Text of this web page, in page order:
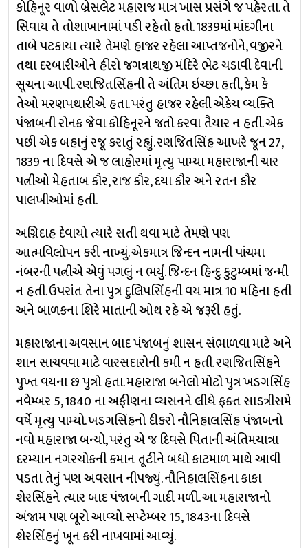
કોહિનૂર વાળો બ્રેસલેટ મહારાજ માત્ર ખાસ પ્રસંગે જ પહેરતા. તે
સિવાય તે તોશાખાનામાં પડી રહેતો હતો. 1839માં માંદગીના
તાબે પટકાયા ત્યારે તેમણે હાજર રહેલા આપ્તજનોને, વજીરને
તથા દરબારીઓને હીરો જગન્નાથજી મંદિરે ભેટ ચડાવી દેવાની
સૂચના આપી. રણજિતસિંહની તે અંતિમ ઇચ્છા હતી, કેમ કે
તેઓ મરણપથારીએ હતા. પરંતુ હાજર રહેલી એકેય વ્યક્તિ
પંજાબની રોનક જેવા કોહિનૂરને જતો કરવા તૈયાર ન હતી. એક
પછી એક બહાનું રજૂ કરાતું રહ્યું. રણજિતસિંહ આખરે જૂન 27,
1839 ના દિવસે એ જ લાહોરમાં મૃત્યુ પામ્યા મહારાજાની ચાર
પત્નીઓ મેહતાબ કૌર, રાજ કૌર, દયા કૌર અને રતન કૌર
પાલખીઓમાં હતી.
અગ્નિદાહ દેવાયો ત્યારે સતી થવા માટે તેમણે પણ
આત્મવિલોપન કરી નાખ્યું. એકમાત્ર જિન્દન નામની પાંચમા
નંબરની પત્નીએ એવું પગલું ન ભર્યું. જિન્દન હિન્દુ કુટુમ્બમાં જન્મી
ન હતી. ઉપરાંત તેના પુત્ર દુલિપસિંહની વય માત્ર 10 મહિના હતી
અને બાળકના શિરે માતાની ઓથ રહે એ જરૂરી હતું.
મહારાજાના અવસાન બાદ પંજાબનું શાસન સંભાળવા માટે અને
શાન સાચવવા માટે વારસદારોની કમી ન હતી. રણજિતસિંહને
પુખ્ત વયના છ પુત્રો હતા. મહારાજા બનેલો મોટો પુત્ર ખડગસિંહ
નવેમ્બર 5, 1840 ના અફીણના વ્યસનને લીધે ફક્ત સાડત્રીસમે
વર્ષે મૃત્યુ પામ્યો. ખડગસિંહનો દીકરો નૌનિહાલસિંહ પંજાબનો
નવો મહારાજા બન્યો, પરંતુ એ જ દિવસે પિતાની અંતિમયાત્રા
દરમ્યાન નગરચોકની કમાન તૂટીને બધો કાટમાળ માથે આવી
પડતા તેનું પણ અવસાન નીપજ્યું. નૌનિહાલસિંહના કાકા
શેરસિંહને ત્યાર બાદ પંજાબની ગાદી મળી. આ મહારાજાનો
અંજામ પણ બૂરો આવ્યો. સપ્ટેમ્બર 15, 1843ના દિવસે
શેરસિંહનું ખૂન કરી નાખવામાં આવ્યું.